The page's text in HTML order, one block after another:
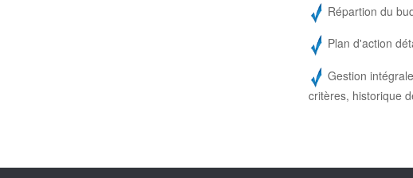
Répartion du
Plan d'action
Gestion
critères, historique